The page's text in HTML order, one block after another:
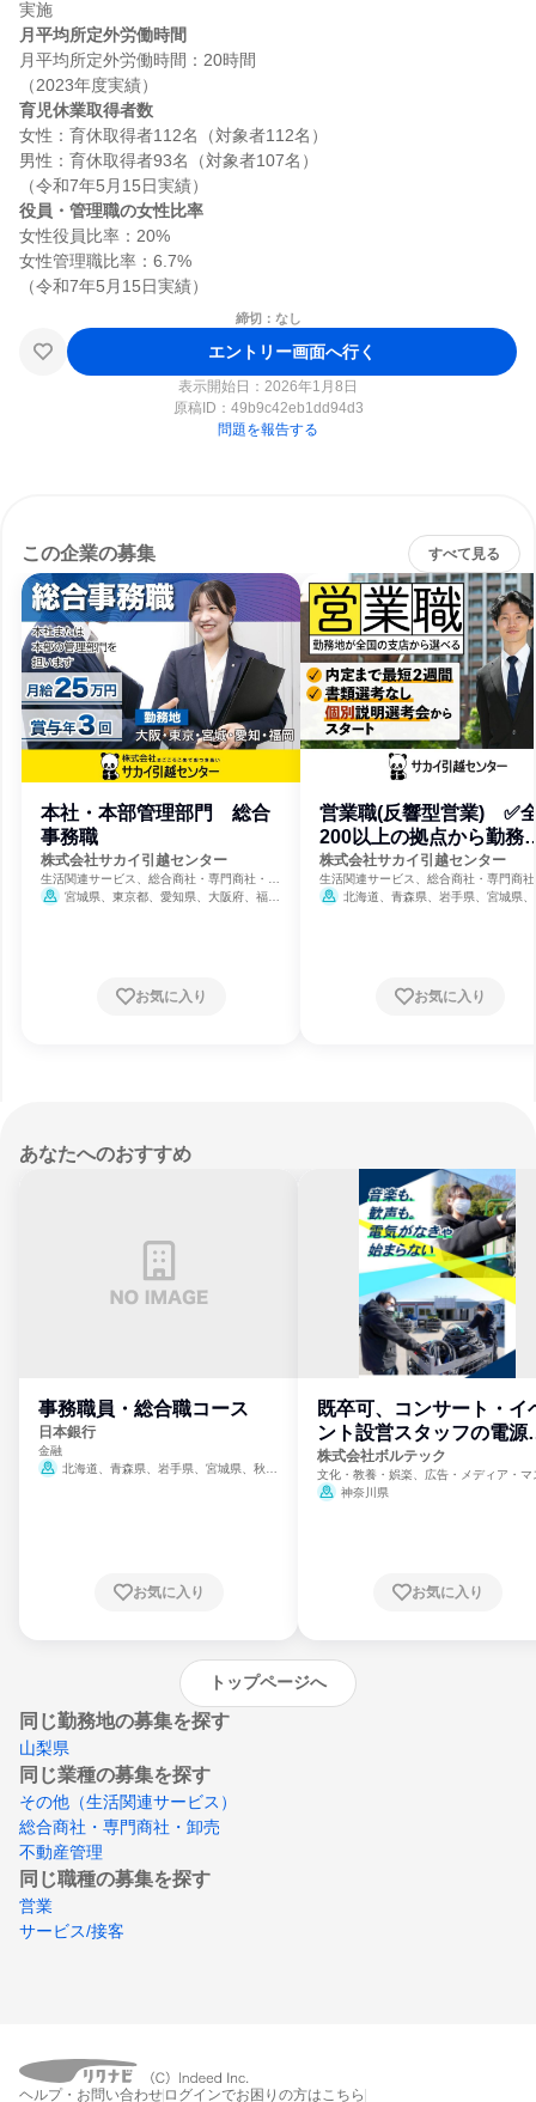
月平均所定外労働時間
月平均所定外労働時間：20時間
育児休業取得者数
女性：育休取得者112名（対象者112名）
男性：育休取得者93名（対象者107名）
役員・管理職の女性比率
女性役員比率：20%
女性管理職比率：6.7%
締切：なし
エントリー画面へ行く
表示開始日：2026年1月8日
原稿ID： 49b9c42eb1dd94d3
問題を報告する
この企業の募集 すべて見る
本社・本部管理部門 総合
事務職
株式会社サカイ引越センター
生活関連サービス、総合商社・専門商社・卸
売、不動産管理
宮城県、東京都、愛知県、大阪府、福岡
お気に入り
営業職(反響型営業) ✅
200以上の拠点から勤務
選べる
株式会社サカイ引越センター
生活関連サービス、総合商社・専門商
売、不動産管理
北海道、青森県、岩手県、宮城県
賀県、京都府、大阪府、兵庫県、奈良
歌山県、鳥取県、島根県、岡山県、広
お気に入り
あなたへのおすすめ
事務職員・総合職コース
日本銀行
金融
北海道、青森県、岩手県、宮城県、秋田
崎県、熊本県、大分県、宮崎県、鹿児島県、
お気に入り
既卒可、コンサート・イ
ント設営スタッフの電源
門
株式会社ボルテック
文化・教養・娯楽、広告・メディア・マ
ミ、電力・ガス・水道・エネルギー
神奈川県
お気に入り
トップページへ
同じ勤務地の募集を探す
山梨県
同じ業種の募集を探す
その他（生活関連サービス）
総合商社・専門商社・卸売
不動産管理
同じ職種の募集を探す
営業
サービス/接客
ヘルプ・お問い合わせ ログインでお困りの方はこちら